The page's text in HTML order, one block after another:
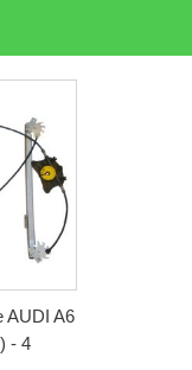
AUDI A6
- 4